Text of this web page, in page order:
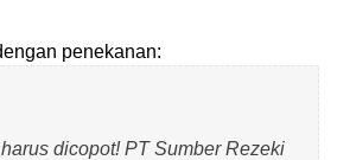
penekanan:
dicopot! PT Sumber Rezeki